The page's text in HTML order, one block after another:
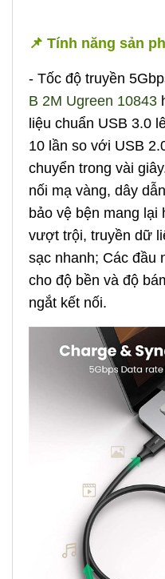
📌 Tính năng sản
- Tốc độ truyền
B 2M Ugreen 10843
liệu chuẩn USB 3.0
10 lần so với USB
chuyển trong vài
nối mạ vàng, dây
bảo vệ bện mang lại
vượt trội, truyền dữ
sạc nhanh; Các đầu
cho độ bền và độ
ngắt kết nối.